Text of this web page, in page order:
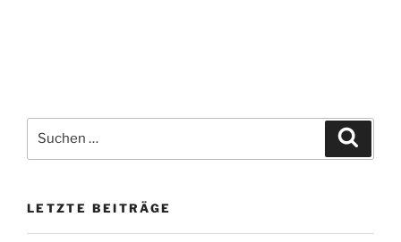
nach:
LETZTE BEITRÄGE